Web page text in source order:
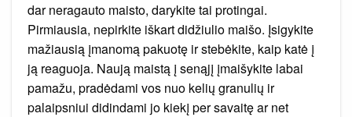
dar neragauto maisto, darykite tai protingai.
Pirmiausia, nepirkite iškart didžiulio maišo. Įsigykite
mažiausią įmanomą pakuotę ir stebėkite, kaip katė į
ją reaguoja. Naują maistą į senąjį įmaišykite labai
pamažu, pradėdami vos nuo kelių granulių ir
palaipsniui didindami jo kiekį per savaitę ar net